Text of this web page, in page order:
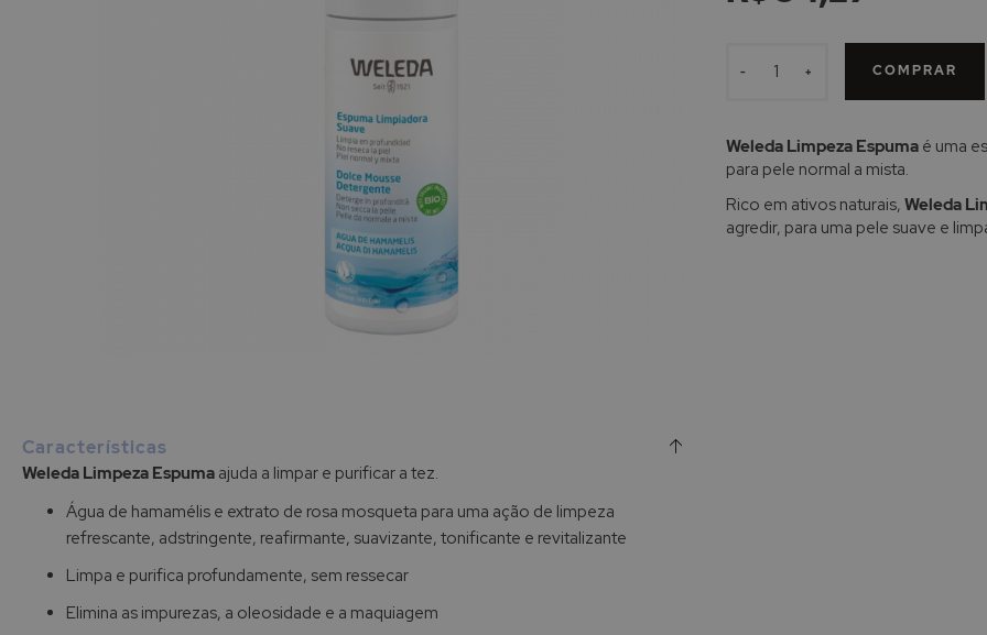
início
da
Galeria
imagens
- + COMPRAR
Weleda Limpeza Espumaé uma
para pele normal a mista.
Rico em ativos naturais, Weleda
agredir, para uma pele suave e
Características
Weleda Limpeza Espuma ajuda a limpar e purificar a tez.
Água de hamamélis e extrato de rosa mosqueta para uma ação de limpeza
refrescante, adstringente, reafirmante, suavizante, tonificante e revitalizante
Limpa e purifica profundamente, sem ressecar
Elimina as impurezas, a oleosidade e a maquiagem